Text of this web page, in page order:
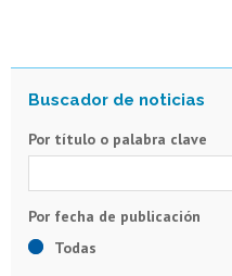
Por título o palabra clave
Todas